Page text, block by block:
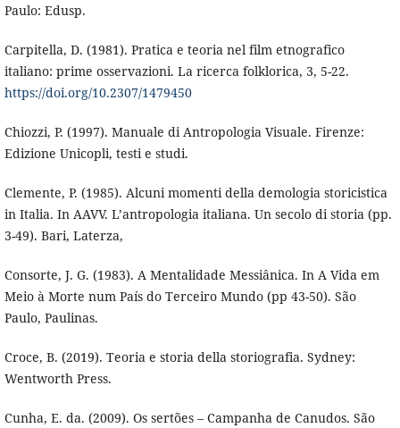
Paulo: Edusp.
Carpitella, D. (1981). Pratica e teoria nel film etnografico
italiano: prime osservazioni. La ricerca folklorica, 3, 5-22.
https://doi.org/10.2307/1479450
Chiozzi, P. (1997). Manuale di Antropologia Visuale. Firenze:
Edizione Unicopli, testi e studi.
Clemente, P. (1985). Alcuni momenti della demologia storicistica
in Italia. In AAVV. L’antropologia italiana. Un secolo di storia (pp.
3-49). Bari, Laterza,
Consorte, J. G. (1983). A Mentalidade Messiânica. In A Vida em
Meio à Morte num País do Terceiro Mundo (pp 43-50). São
Paulo, Paulinas.
Croce, B. (2019). Teoria e storia della storiografia. Sydney:
Wentworth Press.
Cunha, E. da. (2009). Os sertões – Campanha de Canudos. São